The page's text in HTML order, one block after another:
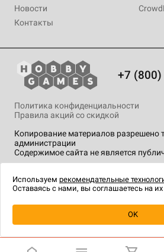
Уведомить о
Новости
Контакты
+7
Копирование материалов разрешено
администрации
Содержимое сайта не является
Политика конфиденциальности
Правила акций со скидкой
технологии.
Используем рекомендательные
Оставаясь с нами, вы соглашаетесь на
OK